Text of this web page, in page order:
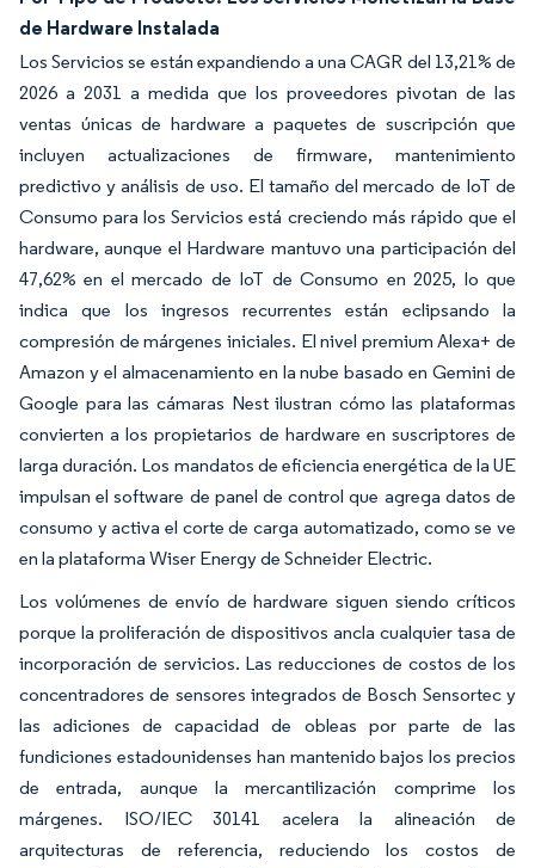
de Hardware Instalada
Los Servicios se están expandiendo a una CAGR del 13,21% de
2026 a 2031 a medida que los proveedores pivotan de las
ventas únicas de hardware a paquetes de suscripción que
incluyen actualizaciones de firmware, mantenimiento
predictivo y análisis de uso. El tamaño del mercado de IoT de
Consumo para los Servicios está creciendo más rápido que el
hardware, aunque el Hardware mantuvo una participación del
47,62% en el mercado de IoT de Consumo en 2025, lo que
indica que los ingresos recurrentes están eclipsando la
compresión de márgenes iniciales. El nivel premium Alexa+ de
Amazon y el almacenamiento en la nube basado en Gemini de
Google para las cámaras Nest ilustran cómo las plataformas
convierten a los propietarios de hardware en suscriptores de
larga duración. Los mandatos de eficiencia energética de la UE
impulsan el software de panel de control que agrega datos de
consumo y activa el corte de carga automatizado, como se ve
en la plataforma Wiser Energy de Schneider Electric.
Los volúmenes de envío de hardware siguen siendo críticos
porque la proliferación de dispositivos ancla cualquier tasa de
incorporación de servicios. Las reducciones de costos de los
concentradores de sensores integrados de Bosch Sensortec y
las adiciones de capacidad de obleas por parte de las
fundiciones estadounidenses han mantenido bajos los precios
de entrada, aunque la mercantilización comprime los
márgenes. ISO/IEC 30141 acelera la alineación de
arquitecturas de referencia, reduciendo los costos de